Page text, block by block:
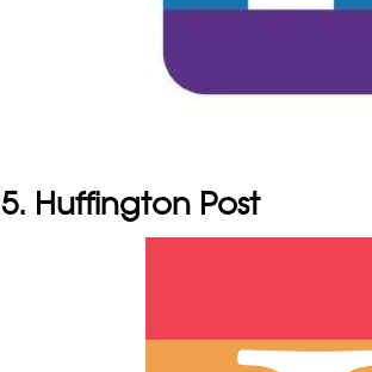
5. Huffington Post